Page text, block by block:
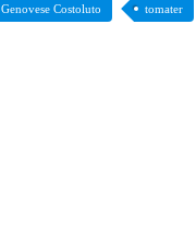
Genovese Costoluto tomater